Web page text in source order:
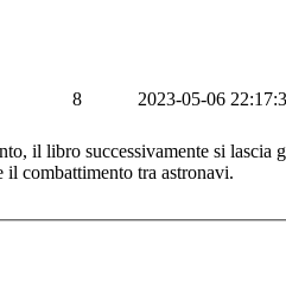
8
2023-05-06
il libro successivamente si
il combattimento tra astronavi.